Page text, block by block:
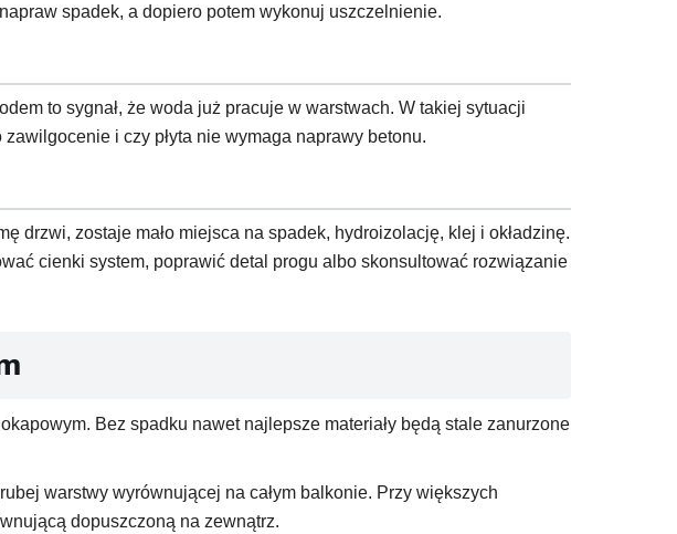
spadek, a dopiero potem wykonuj uszczelnienie.
to sygnał, że woda już pracuje w warstwach. W takiej sytuacji
i czy płyta nie wymaga naprawy betonu.
drzwi, zostaje mało miejsca na spadek, hydroizolację, klej i okładzinę.
cienki system, poprawić detal progu albo skonsultować rozwiązanie
Bez spadku nawet najlepsze materiały będą stale zanurzone
warstwy wyrównującej na całym balkonie. Przy większych
dopuszczoną na zewnątrz.